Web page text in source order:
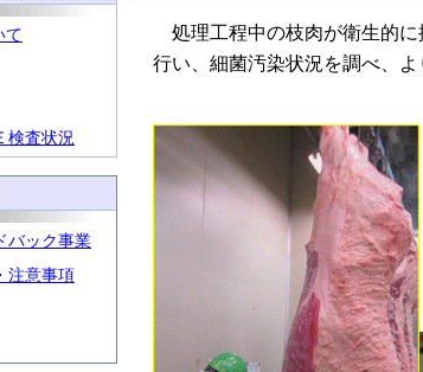
て
検査状況
バック事業
注意事項
処理工程中の枝肉が衛生的に
行い、細菌汚染状況を調べ、